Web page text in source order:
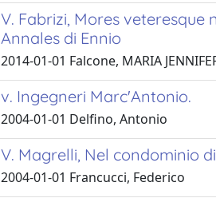
V. Fabrizi, Mores
Annales di Ennio
2014-01-01 Falcone, MARIA
v. Ingegneri Marc'Antonio.
2004-01-01 Delfino, Antonio
V. Magrelli, Nel condominio
2004-01-01 Francucci, Federico